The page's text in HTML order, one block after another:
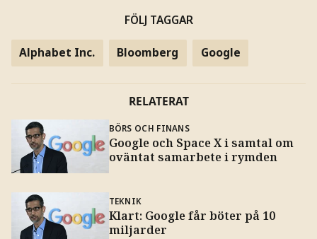
FÖLJ TAGGAR
Alphabet Inc. Bloomberg Google
RELATERAT
BÖRS OCH FINANS
Google och Space X i samtal om
oväntat samarbete i rymden
TEKNIK
Klart: Google får böter på 10
miljarder